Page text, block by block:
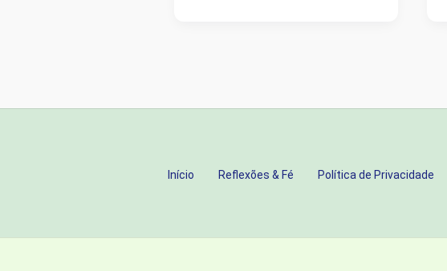
Início Reflexões & Fé Política de Privacidade